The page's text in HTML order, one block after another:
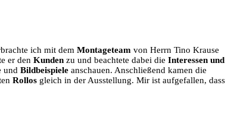
ich mit dem Montageteam von Herrn Tino Krause
er den Kunden zu und beachtete dabei die Interessen und
und Bildbeispiele anschauen. Anschließend kamen die
Rollos gleich in der Ausstellung. Mir ist aufgefallen, dass